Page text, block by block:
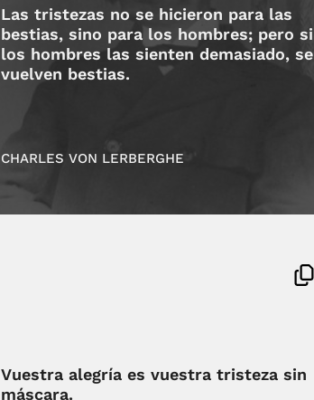
Las tristezas no se hicieron para las
bestias, sino para los hombres; pero si
los hombres las sienten demasiado, se
vuelven bestias.
CHARLES VON LERBERGHE
Vuestra alegría es vuestra tristeza sin
máscara.